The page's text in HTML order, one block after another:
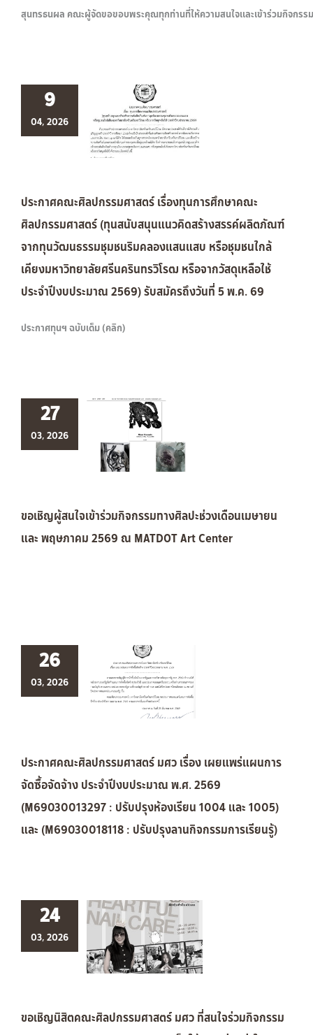
สุนทรธนผล คณะผู้จัดขอขอบพระคุณทุกท่านที่ให้ความสนใจและเข้าร่วมกิจกรร
9
04, 2026
ประกาศคณะศิลปกรรมศาสตร์ เรื่องทุนการศึกษาคณะ
ศิลปกรรมศาสตร์ (ทุนสนับสนุนแนวคิดสร้างสรรค์ผลิตภัณฑ์
จากทุนวัฒนธรรมชุมชนริมคลองแสนแสบ หรือชุมชนใกล้
เคียงมหาวิทยาลัยศรีนครินทรวิโรฒ หรือจากวัสดุเหลือใช้
ประจำปีงบประมาณ 2569) รับสมัครถึงวันที่ 5 พ.ค. 69
ประกาศทุนฯ ฉบับเต็ม (คลิก)
27
03, 2026
ขอเชิญผู้สนใจเข้าร่วมกิจกรรมทางศิลปะช่วงเดือนเมษายน
และ พฤษภาคม 2569 ณ MATDOT Art Center
26
03, 2026
ประกาศคณะศิลปกรรมศาสตร์ มศว เรื่อง เผยแพร่แผนการ
จัดซื้อจัดจ้าง ประจำปีงบประมาณ พ.ศ. 2569
(M69030013297 : ปรับปรุงห้องเรียน 1004 และ 1005)
และ (M69030018118 : ปรับปรุงลานกิจกรรมการเรียนรู้)
24
03, 2026
ขอเชิญนิสิตคณะศิลปกรรมศาสตร์ มศว ที่สนใจร่วมกิจกรรม